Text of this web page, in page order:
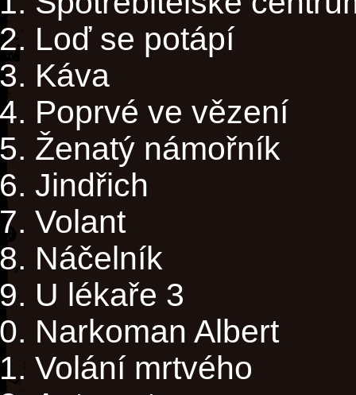
Loď se potápí
Káva
Poprvé ve vězení
Ženatý námořník
Jindřich
Volant
Náčelník
U lékaře 3
Narkoman Albert
Volání mrtvého